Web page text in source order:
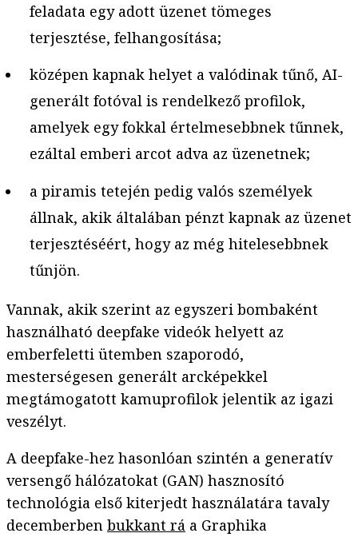
feladata egy adott üzenet tömeges
terjesztése, felhangosítása;
középen kapnak helyet a valódinak tűnő, AI-
generált fotóval is rendelkező profilok,
amelyek egy fokkal értelmesebbnek tűnnek,
ezáltal emberi arcot adva az üzenetnek;
a piramis tetején pedig valós személyek
állnak, akik általában pénzt kapnak az üzenet
terjesztéséért, hogy az még hitelesebbnek
tűnjön.
Vannak, akik szerint az egyszeri bombaként
használható deepfake videók helyett az
emberfeletti ütemben szaporodó,
mesterségesen generált arcképekkel
megtámogatott kamuprofilok jelentik az igazi
veszélyt.
A deepfake-hez hasonlóan szintén a generatív
versengő hálózatokat (GAN) hasznosító
technológia első kiterjedt használatára tavaly
decemberben bukkant rá a Graphika